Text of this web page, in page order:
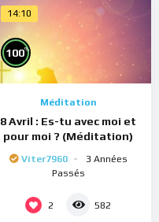
14:10
100%
Méditation
8 Avril : Es-tu avec moi et
pour moi ? (Méditation)
Viter7960
3 Années
Passés
2 582